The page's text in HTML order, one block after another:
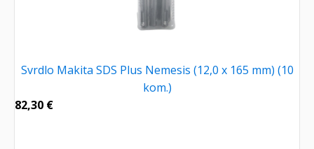
Svrdlo Makita SDS Plus Nemesis (12,0 x 165 mm) (10
kom.)
82,30 €